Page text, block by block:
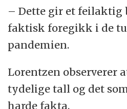
– Dette gir et feilaktig
faktisk foregikk i de
pandemien.
Lorentzen observerer
tydelige tall og det
harde fakta.